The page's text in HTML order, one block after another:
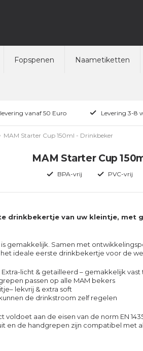
Fopspenen Naametiketten
vanaf 50 Euro Levering 3-8
MAM Starter Cup 150ml - Drinkbeker
MAM Starter Cup
BPA-vrij PVC-vrij
drinkbekertje van uw kleintje, met
gemakkelijk. Samen met
ideale eerste drinkbekertje voor de
Extra-licht & getailleerd – gemakkelijk
passen op alle MAM bekers
lekvrij & extra soft
de drinkstroom zelf regelen
voldoet aan de eisen van de norm EN
en de handgrepen zijn compatibel met